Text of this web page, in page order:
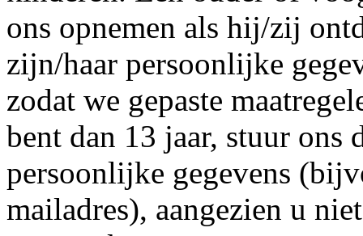
ons opnemen als hij/zij
zijn/haar persoonlijke
zodat we gepaste
bent dan 13 jaar, stuur
persoonlijke gegevens
mailadres), aangezien u